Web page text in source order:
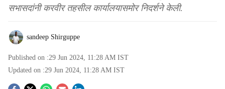
सभासदांनी करवीर तहसील कार्यालयासमोर निदर्शने केली.
sandeep Shirguppe
Published on :29 Jun 2024, 11:28 AM IST
Updated on :29 Jun 2024, 11:28 AM IST